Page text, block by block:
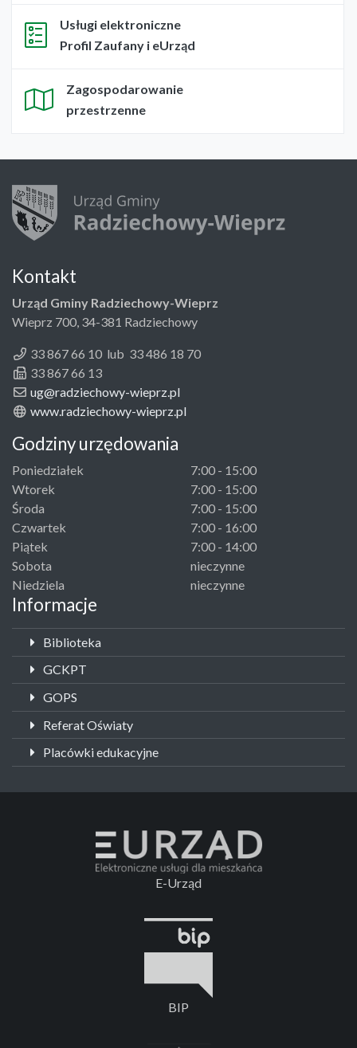
Usługi elektroniczne
Profil Zaufany i eUrząd
Zagospodarowanie
przestrzenne
Kontakt
Urząd Gminy Radziechowy-Wieprz
Wieprz 700, 34-381 Radziechowy
33 867 66 10 lub 33 486 18 70
33 867 66 13
ug@radziechowy-wieprz.pl
www.radziechowy-wieprz.pl
Godziny urzędowania
Poniedziałek
7:00 - 15:00
Wtorek
7:00 - 15:00
Środa
7:00 - 15:00
Czwartek
7:00 - 16:00
Piątek
7:00 - 14:00
Sobota
nieczynne
Niedziela
nieczynne
Informacje
Biblioteka
GCKPT
GOPS
Referat Oświaty
Placówki edukacyjne
E-Urząd
BIP